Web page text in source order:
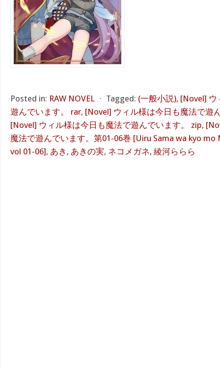
Posted in: RAW NOVEL ⋅ Tagged: (一般小説), [Novel] ウ
遊んでいます。 rar, [Novel] ウィル様は今日も魔法で遊
[Novel] ウィル様は今日も魔法で遊んでいます。 zip,
魔法で遊んでいます。第01-06巻 [Uiru Sama wa kyo mo
vol 01-06], あき , あきの実, ネコメガネ, 綾河ららら